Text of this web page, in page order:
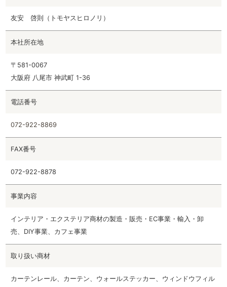
友安 啓則（トモヤスヒロノリ）
本社所在地
〒581-0067
大阪府 八尾市 神武町 1-36
電話番号
072-922-8869
FAX番号
072-922-8878
事業内容
インテリア・エクステリア商材の製造・販売・EC事業・輸入・卸
売、DIY事業、カフェ事業
取り扱い商材
カーテンレール、カーテン、ウォールステッカー、ウィンドウフィル